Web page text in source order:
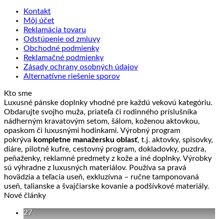
Kontakt
Môj účet
Reklamácia tovaru
Odstúpenie od zmluvy
Obchodné podmienky
Reklamačné podmienky
Zásady ochrany osobných údajov
Alternatívne riešenie sporov
Kto sme
Luxusné pánske doplnky vhodné pre každú vekovú kategóriu.
Obdarujte svojho muža, priateľa či rodinného príslušníka
nádherným kravatovým setom, šálom, koženou aktovkou,
opaskom či luxusnými hodinkami. Výrobný program
pokrýva kompletne manažersku oblasť, t.j. aktovky, spisovky,
diáre, pilotné kufre, cestovný program, dokladovky, puzdra,
peňaženky, reklamné predmety z kože a iné doplnky. Výrobky
sú výhradne z luxusných materiálov. Používa sa pravá
hovädzia a teľacia useň, exkluzívna – ručne tamponovaná
useň, talianske a švajčiarske kovanie a podšívkové materiály.
Nové články
27